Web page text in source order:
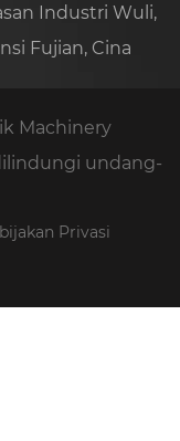
Industri Wuli,
Fujian, Cina
Machinery
undang-
Privasi